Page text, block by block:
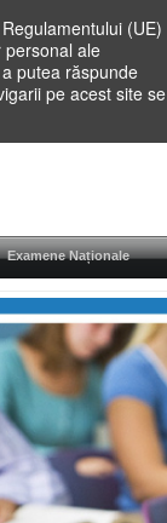
(UE)
personal ale
putea răspunde
pe acest site se
Examene Naționale